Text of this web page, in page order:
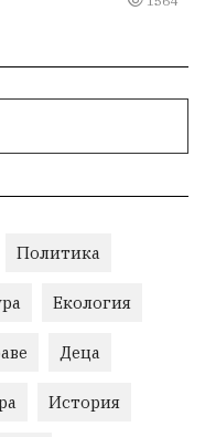
Политика
Екология
Деца
История